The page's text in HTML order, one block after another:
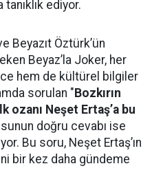
ediyor.
Beyazıt Öztürk’ün
Beyaz’la Joker, her
hem de kültürel bilgiler
sorulan "Bozkırın
ozanı Neşet Ertaş’a bu
doğru cevabı ise
Bu soru, Neşet Ertaş’ın
bir kez daha gündeme